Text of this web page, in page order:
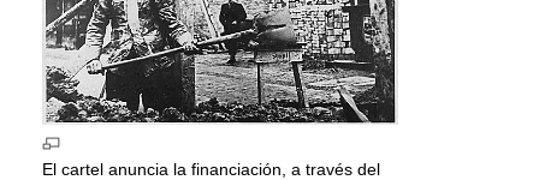
El cartel anuncia la financiación, a través del